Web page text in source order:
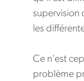
supervision
les
Ce n’est
problème